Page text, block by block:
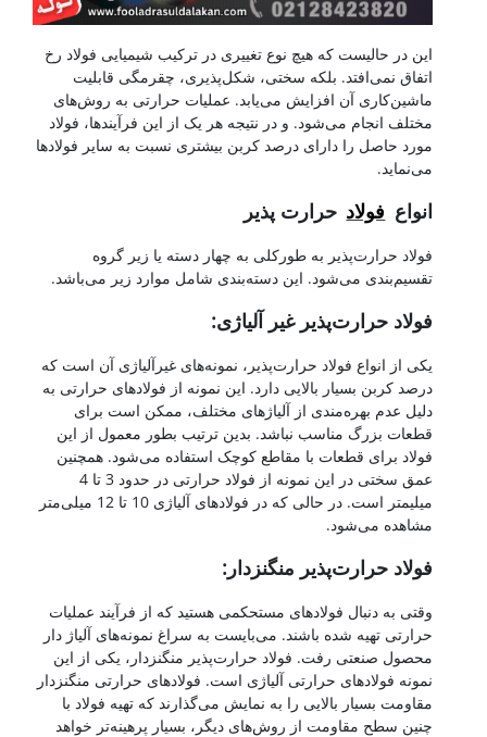
این در حالیست که هیچ نوع تغییری در ترکیب شیمیایی فولاد رخ
اتفاق نمی‌افتد. بلکه سختی، شکل‌پذیری، چقرمگی قابلیت
ماشین‌کاری آن افزایش می‌یابد. عملیات حرارتی به روش‌های
مختلف انجام می‌شود. و در نتیجه هر یک از این فرآیندها، فولاد
مورد حاصل را دارای درصد کربن بیشتری نسبت به سایر فولادها
می‌نماید.
انواع فولاد حرارت پذیر
فولاد حرارت‌پذیر به طورکلی به چهار دسته یا زیر گروه
تقسیم‌بندی می‌شود. این دسته‌بندی شامل موارد زیر می‌باشد.
فولاد حرارت‌پذیر غیر آلیاژی:
یکی از انواع فولاد حرارت‌پذیر، نمونه‌های غیرآلیاژی آن است که
درصد کربن بسیار بالایی دارد. این نمونه از فولادهای حرارتی به
دلیل عدم بهره‌مندی از آلیاژهای مختلف، ممکن است برای
قطعات بزرگ مناسب نباشد. بدین ترتیب بطور معمول از این
فولاد برای قطعات با مقاطع کوچک استفاده می‌شود. همچنین
عمق سختی در این نمونه از فولاد حرارتی در حدود 3 تا 4
میلیمتر است. در حالی که در فولادهای آلیاژی 10 تا 12 میلی‌متر
مشاهده می‌شود.
فولاد حرارت‌پذیر منگنزدار:
وقتی به دنبال فولادهای مستحکمی هستید که از فرآیند عملیات
حرارتی تهیه شده باشند. می‌بایست به سراغ نمونه‌های آلیاژ دار
محصول صنعتی رفت. فولاد حرارت‌پذیر منگنزدار، یکی از این
نمونه فولادهای حرارتی آلیاژی است. فولادهای حرارتی منگنزدار
مقاومت بسیار بالایی را به نمایش می‌گذارند که تهیه فولاد با
چنین سطح مقاومت از روش‌های دیگر، بسیار پرهینه‌تر خواهد